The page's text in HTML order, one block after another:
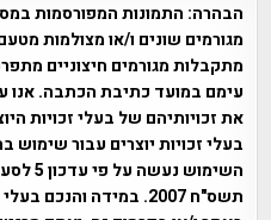
הבהרה: התמונות המפורסמות
מגורמים שונים ו/או מצולמות
מתקבלות מגורמים חיצוניים
עימם במועד כתיבת הכתבה. אנו
את זכויותיהם של בעלי זכויות
בעלי זכויות יוצרים עבור
תשס"ח 2007. במידה